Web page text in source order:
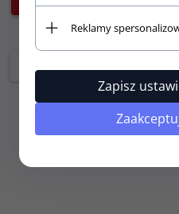
Reklamy
Zapisz